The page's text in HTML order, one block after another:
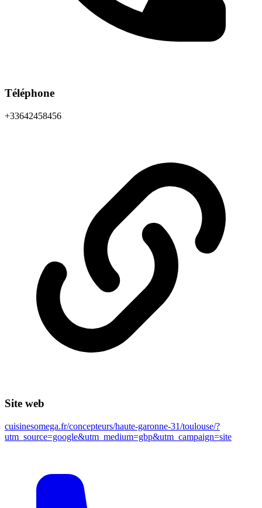
Téléphone
+33642458456
Site web
cuisinesomega.fr/concepteurs/haute-garonne-31/toulouse/?
utm_source=google&utm_medium=gbp&utm_campaign=site